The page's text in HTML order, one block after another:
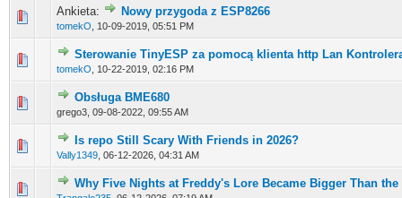
Ankieta: Nowy przygoda z ESP8266
tomekO 10-09-2019, 05:51 PM
0 głosów - średnia ocena: 0 na 5 gwiazdek
1234 5
Sterowanie TinyESP za pomocą klienta http Lan
tomekO 10-22-2019, 02:16 PM
0 głosów - średnia ocena: 0 na 5 gwiazdek
12 345
Obsługa BME680
grego3, 09-08-2022, 09:55 AM
0 głosów - średnia ocena: 0 na 5 gwiazdek
Is repo Still Scary With Friends in 2026?
Vally1349 06-12-2026, 04:31 AM
0 głosów - średnia ocena: 0 na 5 gwiazdek
12 3 45
Why Five Nights at Freddy's Lore Became Bigger Than the
0 głosów - średnia ocena: 0 na 5 gwiazdek
1234 5